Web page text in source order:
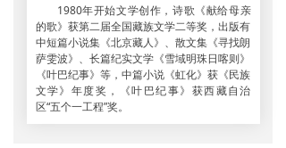
1980年开始文学创作，诗歌《献给母亲
的歌》获第二届全国藏族文学二等奖，出版有
中短篇小说集《北京藏人》、散文集《寻找朗
萨雯波》、长篇纪实文学《雪域明珠日喀则》
《叶巴纪事》等，中篇小说《虹化》获《民族
文学》年度奖，《叶巴纪事》获西藏自治
区“五个一工程”奖。